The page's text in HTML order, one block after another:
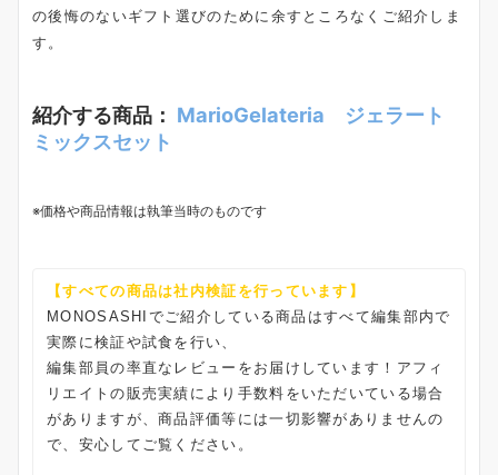
の後悔のないギフト選びのために余すところなくご紹介しま
す。
紹介する商品： MarioGelateria ジェラート
ミックスセット
※価格や商品情報は執筆当時のものです
【すべての商品は社内検証を行っています】
MONOSASHIでご紹介している商品はすべて編集部内で
実際に検証や試食を行い、
編集部員の率直なレビューをお届けしています！アフィ
リエイトの販売実績により手数料をいただいている場合
がありますが、商品評価等には一切影響がありませんの
で、安心してご覧ください。